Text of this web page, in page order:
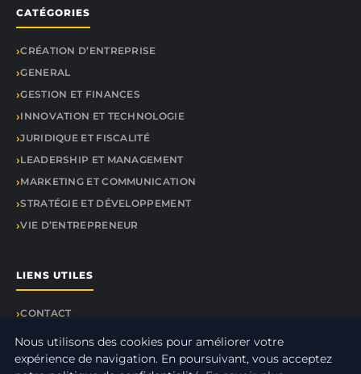
CATÉGORIES
CRÉATION D’ENTREPRISE
GENERAL
GESTION ET FINANCES
INNOVATION ET TECHNOLOGIE
JURIDIQUE ET FISCALITÉ
LEADERSHIP ET MANAGEMENT
MARKETING ET COMMUNICATION
STRATÉGIE ET DÉVELOPPEMENT
VIE D’ENTREPRENEUR
LIENS UTILES
CONTACT
Nous utilisons des cookies pour améliorer votre
expérience de navigation. En poursuivant, vous acceptez